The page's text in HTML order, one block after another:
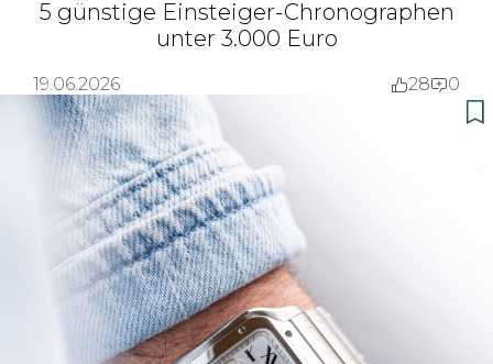
5 günstige Einsteiger-Chronographen
unter 3.000 Euro
19.06.2026 28 0